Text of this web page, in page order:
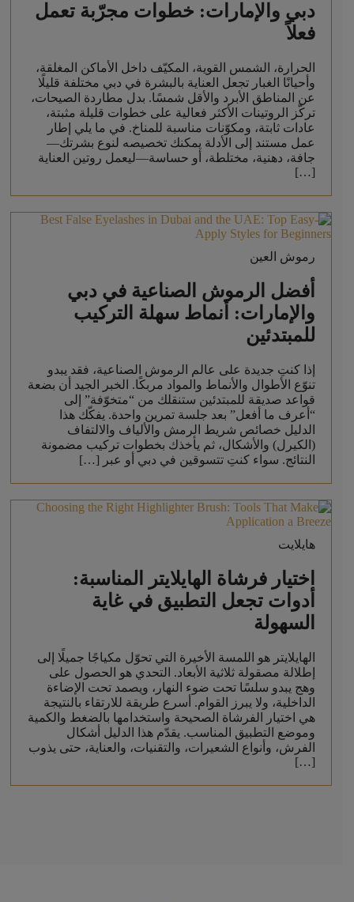
دبي والإمارات: خطوات مجرّبة تعمل
فعلاً
الحرارة، الشمس القوية، المكيّف داخل الأماكن المغلقة،
وأحيانًا الغبار تجعل العناية بالبشرة في دبي مختلفة قليلًا
عن المناطق الأبرد والأقل شمسًا. بدل مطاردة الصيحات،
تركّز الروتينات الأكثر فعالية على خطوات قليلة مثبتة،
عادات ثابتة، ومكوّنات مناسبة للمناخ. في ما يلي إطار
عمل مستند إلى الأدلة يمكنك تخصيصه لنوع بشرتك—
جافة، دهنية، مختلطة، أو حساسة—ليعمل روتين العناية
[…]
رموش العين
أفضل الرموش الصناعية في دبي
والإمارات: أنماط سهلة التركيب
للمبتدئين
إذا كنتِ جديدة على عالم الرموش الصناعية، فقد يبدو
تنوّع الأطوال والأنماط والمواد مربكًا. الخبر الجيد أن بضعة
قواعد صديقة للمبتدئين ستنقلك من “متخوّفة” إلى
“أعرف ما أفعل” بعد جلسة تمرين واحدة. يفكّك هذا
الدليل خصائص شريط الرمش والألياف والالتفاف
(الكيرل) والأشكال، ثم يأخذك بخطوات تركيب مضمونة
النتائج. سواء كنتِ تتسوقين في دبي أو عبر […]
هايلايت
اختيار فرشاة الهايلايتر المناسبة:
أدوات تجعل التطبيق في غاية
السهولة
الهايلايتر هو اللمسة الأخيرة التي تحوّل مكياجًا جميلًا إلى
إطلالة مصقولة ثلاثية الأبعاد. التحدي هو الحصول على
وهج يبدو سلسًا تحت ضوء النهار، ويصمد تحت الإضاءة
الداخلية، ولا يبرز القوام. أسرع طريقة للارتقاء بالنتيجة
هي اختيار الفرشاة الصحيحة واستخدامها بالضغط والكمية
وموضع التطبيق المناسب. يقدّم هذا الدليل أشكال
الفرش، وأنواع الشعيرات، والتقنيات، والعناية، حتى يذوب
[…]